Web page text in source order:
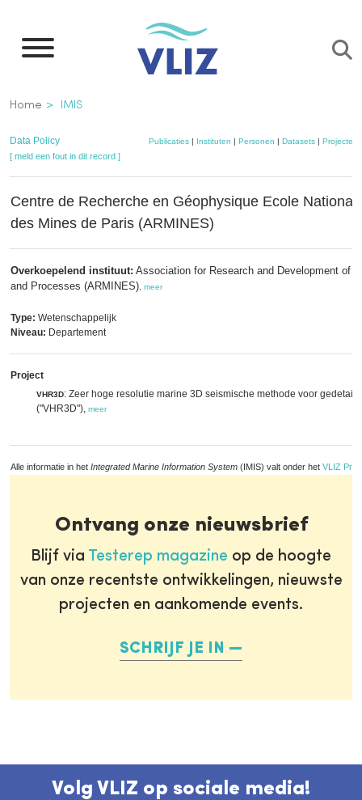
naar
inhoud
gaan
Kruimelpad
Home IMIS
Data Policy Publicaties| Instituten | Personen | Datasets| Projecten
[ meld een fout in dit record ]
Centre de Recherche en Géophysique Ecole
des Mines de Paris (ARMINES)
Overkoepelend instituut: Association for Research and Development of
and Processes (ARMINES) meer
Type: Wetenschappelijk
Niveau: Departement
Project
VHR3D: Zeer hoge resolutie marine 3D seismische methode voor
("VHR3D"), meer
Alle informatie in het Integrated Marine Information System (IMIS) valt onder het VLIZ
Ontvang onze nieuwsbrief
Blijf via Testerep magazine op de hoogte
van onze recentste ontwikkelingen, nieuwste
projecten en aankomende events.
SCHRIJF JE IN
Volg VLIZ op sociale media!